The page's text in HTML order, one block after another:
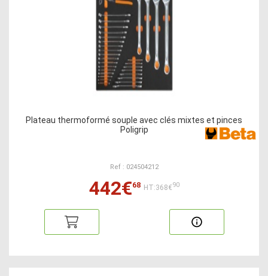
Plateau thermoformé souple avec clés mixtes et pinces
Poligrip
Ref : 024504212
442€68 HT:368€90